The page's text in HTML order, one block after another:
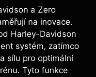
a Zero
na inovace.
Harley-Davidson
systém, zatímco
sílu pro optimální
Tyto funkce